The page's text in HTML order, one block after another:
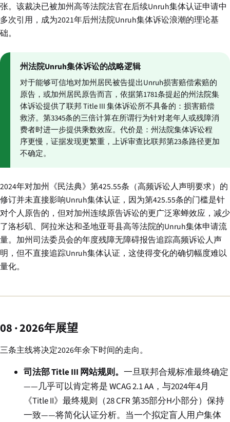
张。该裁决已被加州高等法院法官在后续Unruh集体认证申请中
多次引用，成为2021年后州法院Unruh集体诉讼浪潮的理论基
础。
州法院Unruh集体诉讼的战略逻辑
对于能够可信地对加州居民被告提出Unruh损害赔偿索赔的
原告，或加州居民原告而言，依据第1781条提起的州法院集
体诉讼提供了联邦 Title III 集体诉讼所不具备的：损害赔偿
救济。第3345条的三倍计算在所谓行为针对老年人或残障消
费者时进一步提供乘数效应。代价是：州法院集体诉讼程
序更慢，证据发现更繁重，上诉审查比联邦第23条路径更加
不确定。
2024年对加州《民法典》第425.55条（高频诉讼人声明要求）的
修订并未直接影响Unruh集体认证，因为第425.55条的门槛是针
对个人原告的，但对加州连续原告诉讼的更广泛寒蝉效应，减少
了洛杉矶、阿拉米达和圣地亚哥县高等法院的Unruh集体申请流
量。加州司法委员会的年度残障无障碍报告追踪高频诉讼人声
明，但不直接追踪Unruh集体认证，这使得变化的确切幅度难以
量化。
08 · 2026年展望
三条主线将决定2026年余下时间的走向。
司法部 Title III 网站规则。一旦联邦合规标准最终确定
——几乎可以肯定将是 WCAG 2.1 AA，与2024年4月
《Title II》最终规则（28 CFR 第35部分H小部分）保持
一致——将简化认证分析。当一个拟定盲人用户集体